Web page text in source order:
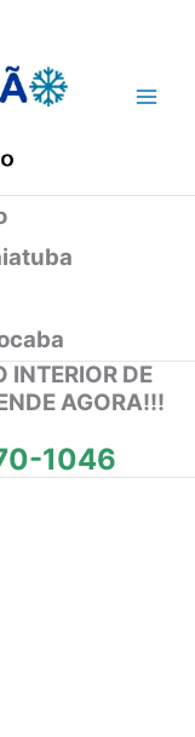
INTERIOR DE
AGORA!!!
1046